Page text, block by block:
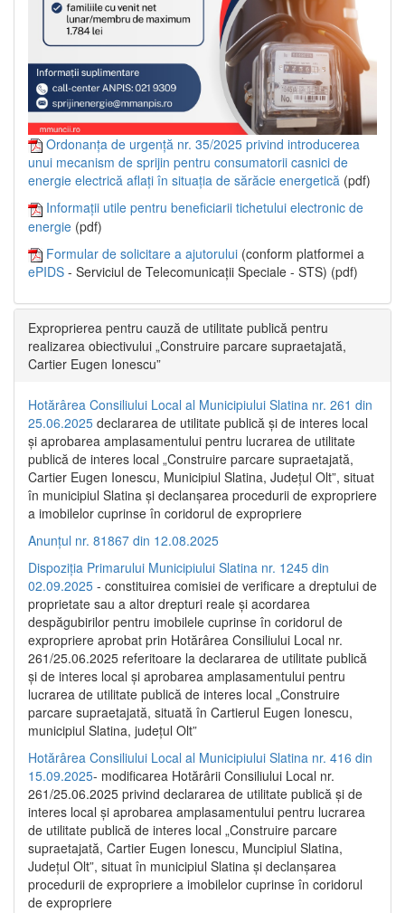
Ordonanța de urgență nr. 35/2025 privind introducerea
unui mecanism de sprijin pentru consumatorii casnici de
energie electrică aflați în situația de sărăcie energetică (pdf)
Informații utile pentru beneficiarii tichetului electronic de
energie (pdf)
Formular de solicitare a ajutorului (conform platformei a
ePIDS - Serviciul de Telecomunicații Speciale - STS) (pdf)
Exproprierea pentru cauză de utilitate publică pentru
realizarea obiectivului „Construire parcare supraetajată,
Cartier Eugen Ionescu”
Hotărârea Consiliului Local al Municipiului Slatina nr. 261 din
25.06.2025 declararea de utilitate publică și de interes local
și aprobarea amplasamentului pentru lucrarea de utilitate
publică de interes local „Construire parcare supraetajată,
Cartier Eugen Ionescu, Municipiul Slatina, Județul Olt”, situat
în municipiul Slatina și declanșarea procedurii de expropriere
a imobilelor cuprinse în coridorul de expropriere
Anunțul nr. 81867 din 12.08.2025
Dispoziția Primarului Municipiului Slatina nr. 1245 din
02.09.2025 - constituirea comisiei de verificare a dreptului de
proprietate sau a altor drepturi reale și acordarea
despăgubirilor pentru imobilele cuprinse în coridorul de
expropriere aprobat prin Hotărârea Consiliului Local nr.
261/25.06.2025 referitoare la declararea de utilitate publică
și de interes local și aprobarea amplasamentului pentru
lucrarea de utilitate publică de interes local „Construire
parcare supraetajată, situată în Cartierul Eugen Ionescu,
municipiul Slatina, județul Olt”
Hotărârea Consiliului Local al Municipiului Slatina nr. 416 din
15.09.2025- modificarea Hotărârii Consiliului Local nr.
261/25.06.2025 privind declararea de utilitate publică și de
interes local și aprobarea amplasamentului pentru lucrarea
de utilitate publică de interes local „Construire parcare
supraetajată, Cartier Eugen Ionescu, Muncipiul Slatina,
Județul Olt”, situat în municipiul Slatina și declanșarea
procedurii de expropriere a imobilelor cuprinse în coridorul
de expropriere